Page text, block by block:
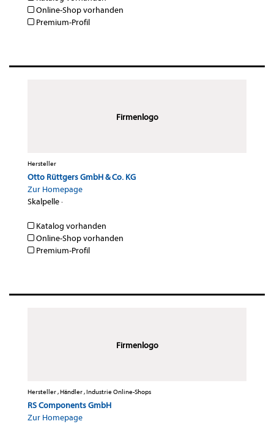
Online-Shop vorhanden
Premium-Profil
Firmenlogo
Hersteller
Otto Rüttgers GmbH & Co. KG
Zur Homepage
Skalpelle·
Katalog vorhanden
Online-Shop vorhanden
Premium-Profil
Firmenlogo
Hersteller , Händler , Industrie Online-Shops
RS Components GmbH
Zur Homepage